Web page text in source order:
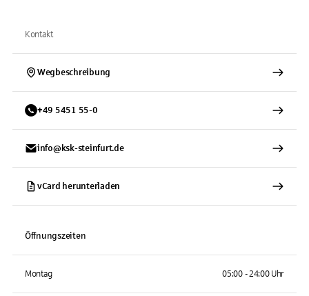
Kontakt
Wegbeschreibung
+49 5451 55-0
info@ksk-steinfurt.de
vCard herunterladen
Öffnungszeiten
Montag 05:00 - 24:00 Uhr